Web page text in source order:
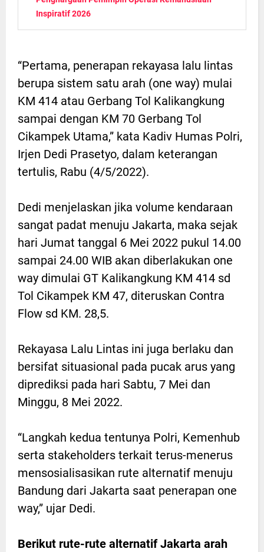
Inspiratif 2026
“Pertama, penerapan rekayasa lalu lintas
berupa sistem satu arah (one way) mulai
KM 414 atau Gerbang Tol Kalikangkung
sampai dengan KM 70 Gerbang Tol
Cikampek Utama,” kata Kadiv Humas Polri,
Irjen Dedi Prasetyo, dalam keterangan
tertulis, Rabu (4/5/2022).
Dedi menjelaskan jika volume kendaraan
sangat padat menuju Jakarta, maka sejak
hari Jumat tanggal 6 Mei 2022 pukul 14.00
sampai 24.00 WIB akan diberlakukan one
way dimulai GT Kalikangkung KM 414 sd
Tol Cikampek KM 47, diteruskan Contra
Flow sd KM. 28,5.
Rekayasa Lalu Lintas ini juga berlaku dan
bersifat situasional pada pucak arus yang
diprediksi pada hari Sabtu, 7 Mei dan
Minggu, 8 Mei 2022.
“Langkah kedua tentunya Polri, Kemenhub
serta stakeholders terkait terus-menerus
mensosialisasikan rute alternatif menuju
Bandung dari Jakarta saat penerapan one
way,” ujar Dedi.
Berikut rute-rute alternatif Jakarta arah